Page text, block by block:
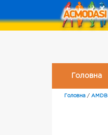
Головна
Головна / AMDB